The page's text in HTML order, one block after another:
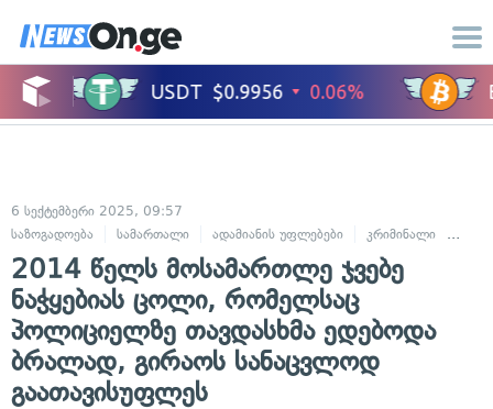
6 სექტემბერი 2025, 09:57
საზოგადოება
სამართალი ადამიანის უფლებები კრიმინალი
2014 წელს მოსამართლე ჯვებე
ნაჭყებიას ცოლი, რომელსაც
პოლიციელზე თავდასხმა ედებოდა
ბრალად, გირაოს სანაცვლოდ
გაათავისუფლეს